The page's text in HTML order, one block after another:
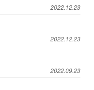
2022.12.23
2022.12.23
2022.09.23